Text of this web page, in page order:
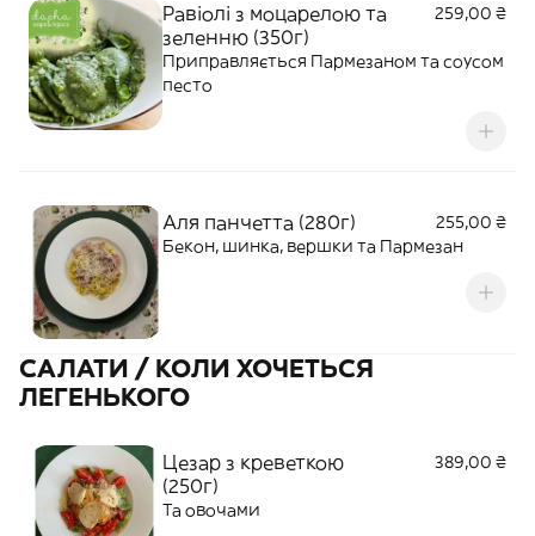
Равіолі з моцарелою та
зеленню (350г)
259,00 ₴
Приправляється Пармезаном та соусом
песто
Аля панчетта (280г)
255,00 ₴
Бекон, шинка, вершки та Пармезан
САЛАТИ / КОЛИ ХОЧЕТЬСЯ
ЛЕГЕНЬКОГО
Цезар з креветкою
(250г)
389,00 ₴
Та овочами